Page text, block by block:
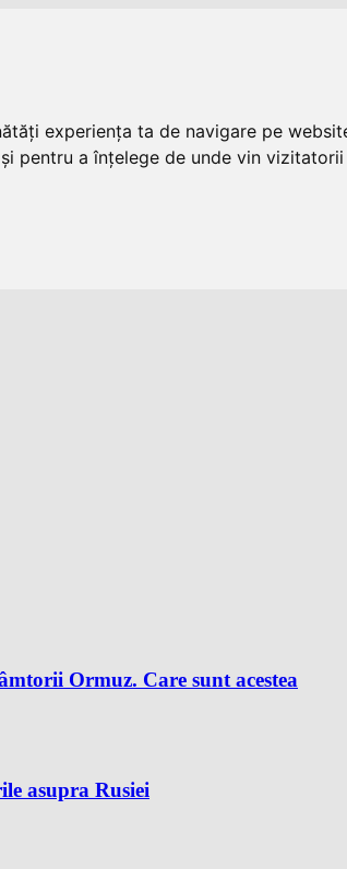
experiența ta de navigare pe
pentru a înțelege de unde vin
Ormuz. Care sunt acestea
asupra Rusiei